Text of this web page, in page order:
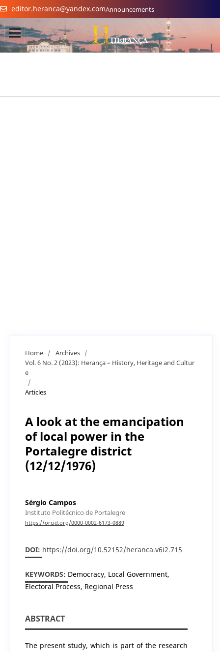
editor.heranca@yandex.comAnnouncements
Home / Archives /
Vol. 6 No. 2 (2023): Herança – History, Heritage and Cultur
e
/
Articles
A look at the emancipation
of local power in the
Portalegre district
(12/12/1976)
Sérgio Campos
Instituto Politécnico de Portalegre
https://orcid.org/0000-0002-6173-0889
DOI: https://doi.org/10.52152/heranca.v6i2.715
KEYWORDS: Democracy, Local Government,
Electoral Process, Regional Press
ABSTRACT
The present study, which is part of the research